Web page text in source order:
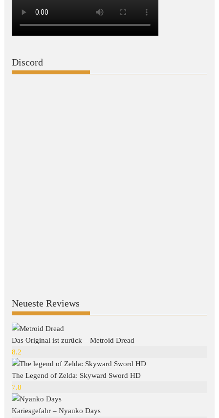
Discord
Neueste Reviews
Das Original ist zurück – Metroid Dread
8.2
The Legend of Zelda: Skyward Sword HD
7.8
Kariesgefahr – Nyanko Days